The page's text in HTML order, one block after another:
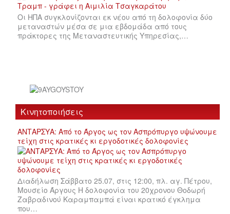
Οι ΗΠΑ συγκλονίζονται εκ νέου από τη δολοφονία δύο
μεταναστών μέσα σε μια εβδομάδα από τους
πράκτορες της Μεταναστευτικής Υπηρεσίας,…
Κινητοποιήσεις
ΑΝΤΑΡΣΥΑ: Από το Άργος ως τον Ασπρόπυργο υψώνουμε
τείχη στις κρατικές κι εργοδοτικές δολοφονίες
Διαδήλωση Σάββατο 25.07, στις 12:00, πλ. αγ. Πέτρου,
Μουσείο Άργους Η δολοφονία του 20χρονου Θοδωρή
Ζαβραδινού Καραμπαμπά είναι κρατικό έγκλημα
που…